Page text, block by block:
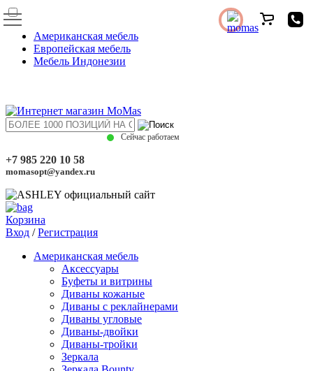
Американская мебель
Европейская мебель
Мебель Индонезии
Сейчас работаем
+7 985 220 10 58
momasopt@yandex.ru
Корзина
Вход /Регистрация
Американская мебель
Аксессуары
Буфеты и витрины
Диваны кожаные
Диваны с реклайнерами
Диваны угловые
Диваны-двойки
Диваны-тройки
Зеркала